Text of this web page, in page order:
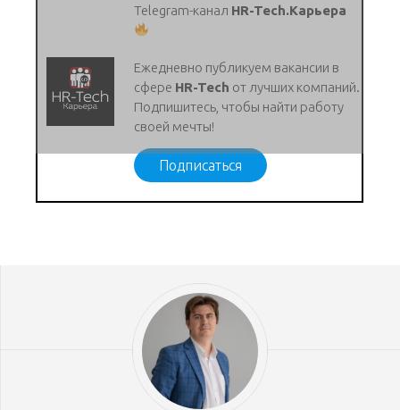
Telegram-канал HR-Tech.Карьера
Ежедневно публикуем вакансии в
сфере HR-Tech от лучших компаний.
Подпишитесь, чтобы найти работу
своей мечты!
Подписаться